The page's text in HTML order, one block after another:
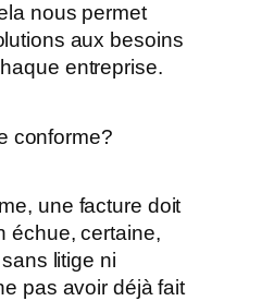
nous permet
aux besoins
entreprise.
conforme?
une facture doit
échue, certaine,
litige ni
pas avoir déjà fait